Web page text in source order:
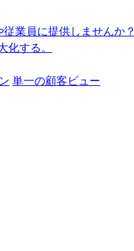
業員に提供しませんか？
する。
単一の顧客ビュー